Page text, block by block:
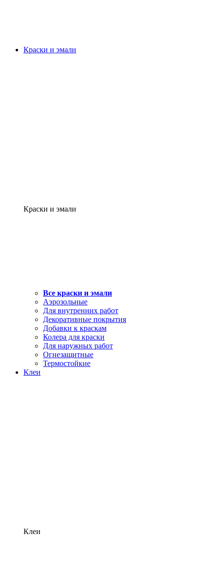
Краски и эмали
Краски и эмали
Все краски и эмали
Аэрозольные
Для внутренних работ
Декоративные покрытия
Добавки к краскам
Колера для краски
Для наружных работ
Огнезащитные
Термостойкие
Клеи
Клеи